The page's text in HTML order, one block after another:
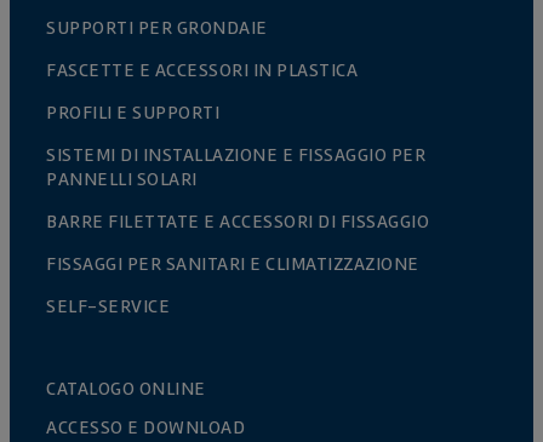
SUPPORTI PER GRONDAIE
FASCETTE E ACCESSORI IN PLASTICA
PROFILI E SUPPORTI
SISTEMI DI INSTALLAZIONE E FISSAGGIO PER
PANNELLI SOLARI
BARRE FILETTATE E ACCESSORI DI FISSAGGIO
FISSAGGI PER SANITARI E CLIMATIZZAZIONE
SELF-SERVICE
CATALOGO ONLINE
ACCESSO E DOWNLOAD